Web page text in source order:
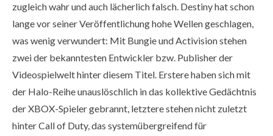
zugleich wahr und auch lächerlich falsch. Destiny hat schon
lange vor seiner Veröffentlichung hohe Wellen geschlagen,
was wenig verwundert: Mit Bungie und Activision stehen
zwei der bekanntesten Entwickler bzw. Publisher der
Videospielwelt hinter diesem Titel. Erstere haben sich mit
der Halo-Reihe unauslöschlich in das kollektive Gedächtnis
der XBOX-Spieler gebrannt, letztere stehen nicht zuletzt
hinter Call of Duty, das systemübergreifend für